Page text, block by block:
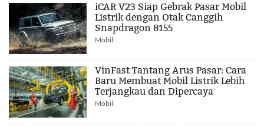
iCAR V23 Siap Gebrak Pasar Mobil
Listrik dengan Otak Canggih
Snapdragon 8155
Mobil
VinFast Tantang Arus Pasar: Cara
Baru Membuat Mobil Listrik Lebih
Terjangkau dan Dipercaya
Mobil